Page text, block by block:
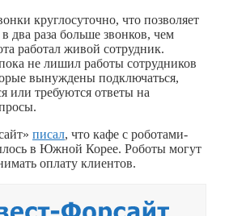
круглосуточно, что позволяет
в два раза больше звонков, чем
работал живой сотрудник.
не лишил работы сотрудников
вынуждены подключаться,
или требуются ответы на
писал, что кафе с роботами-
в Южной Корее. Роботы могут
оплату клиентов.